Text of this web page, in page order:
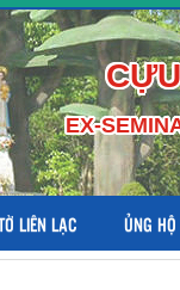
EX-
LIÊN LẠC ỦNG HỘ